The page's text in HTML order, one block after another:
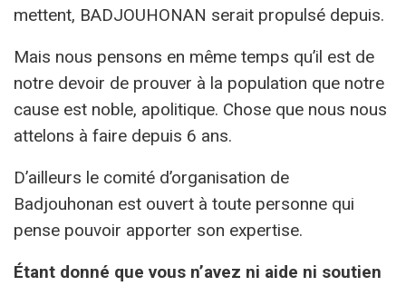
mettent, BADJOUHONAN serait propulsé depuis.
Mais nous pensons en même temps qu’il est de
notre devoir de prouver à la population que notre
cause est noble, apolitique. Chose que nous nous
attelons à faire depuis 6 ans.
D’ailleurs le comité d’organisation de
Badjouhonan est ouvert à toute personne qui
pense pouvoir apporter son expertise.
Étant donné que vous n’avez ni aide ni soutien